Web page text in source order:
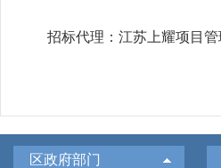
招标代理：江苏上耀项目管
区政府部门